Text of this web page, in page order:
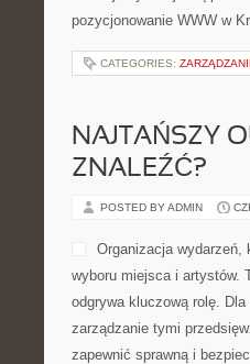
pozycjonowanie WWW w
CATEGORIES:
NAJTAŃSZY
ZNALEŹĆ?
POSTED BY ADMIN
Organizacja
wyboru miejsca i artystów.
odgrywa kluczową rolę.
zarządzanie tymi
zapewnić sprawną i